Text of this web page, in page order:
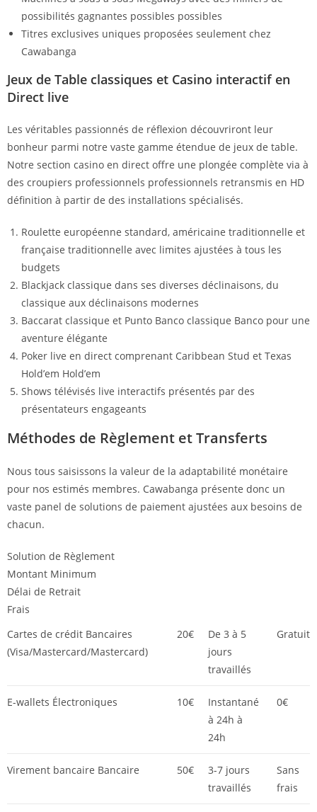
possibilités gagnantes possibles possibles
Titres exclusives uniques proposées seulement chez
Cawabanga
Jeux de Table classiques et Casino interactif en
Direct live
Les véritables passionnés de réflexion découvriront leur
bonheur parmi notre vaste gamme étendue de jeux de table.
Notre section casino en direct offre une plongée complète via à
des croupiers professionnels professionnels retransmis en HD
définition à partir de des installations spécialisés.
Roulette européenne standard, américaine traditionnelle et
française traditionnelle avec limites ajustées à tous les
budgets
Blackjack classique dans ses diverses déclinaisons, du
classique aux déclinaisons modernes
Baccarat classique et Punto Banco classique Banco pour une
aventure élégante
Poker live en direct comprenant Caribbean Stud et Texas
Hold’em Hold’em
Shows télévisés live interactifs présentés par des
présentateurs engageants
Méthodes de Règlement et Transferts
Nous tous saisissons la valeur de la adaptabilité monétaire
pour nos estimés membres. Cawabanga présente donc un
vaste panel de solutions de paiement ajustées aux besoins de
chacun.
Solution de Règlement
Montant Minimum
Délai de Retrait
Frais
Cartes de crédit Bancaires
(Visa/Mastercard/Mastercard)
20€
De 3 à 5
jours
travaillés
Gratuit
E-wallets Électroniques 10€
Instantané
à 24h à
24h
0€
Virement bancaire Bancaire 50€
3-7 jours
travaillés
Sans
frais